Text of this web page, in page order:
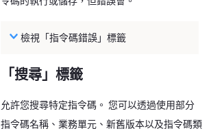
檢視「指令碼錯誤」標籤
「搜尋」標籤
允許您搜尋特定指令碼。 您可以透過使用部分
指令碼名稱、業務單元、新舊版本以及指令碼類